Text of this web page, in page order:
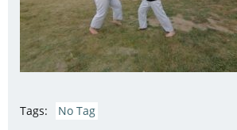
Tags: No Tag